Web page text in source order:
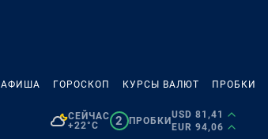
АФИША ГОРОСКОП КУРСЫ ВАЛЮТ ПРОБКИ
СЕЙЧАС
+22°C
2 ПРОБКИ
USD 81,41
EUR 94,06